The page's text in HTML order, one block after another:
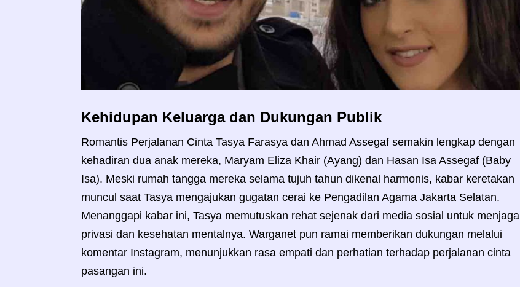
Kehidupan Keluarga dan Dukungan Publik
Romantis Perjalanan Cinta Tasya Farasya dan Ahmad Assegaf semakin lengkap dengan
kehadiran dua anak mereka, Maryam Eliza Khair (Ayang) dan Hasan Isa Assegaf (Baby
Isa). Meski rumah tangga mereka selama tujuh tahun dikenal harmonis, kabar keretakan
muncul saat Tasya mengajukan gugatan cerai ke Pengadilan Agama Jakarta Selatan.
Menanggapi kabar ini, Tasya memutuskan rehat sejenak dari media sosial untuk menjaga
privasi dan kesehatan mentalnya. Warganet pun ramai memberikan dukungan melalui
komentar Instagram, menunjukkan rasa empati dan perhatian terhadap perjalanan cinta
pasangan ini.